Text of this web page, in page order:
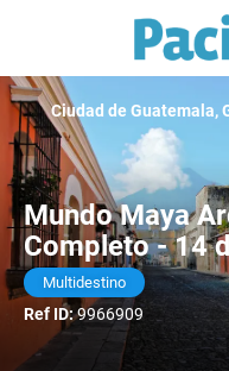
Mundo Maya
Completo - 14
Multidestino
Ref ID:9966909
Ciudad de Guatemala,